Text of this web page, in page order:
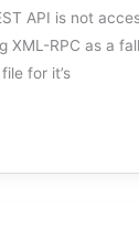
API is not
XML-RPC as a
for it’s